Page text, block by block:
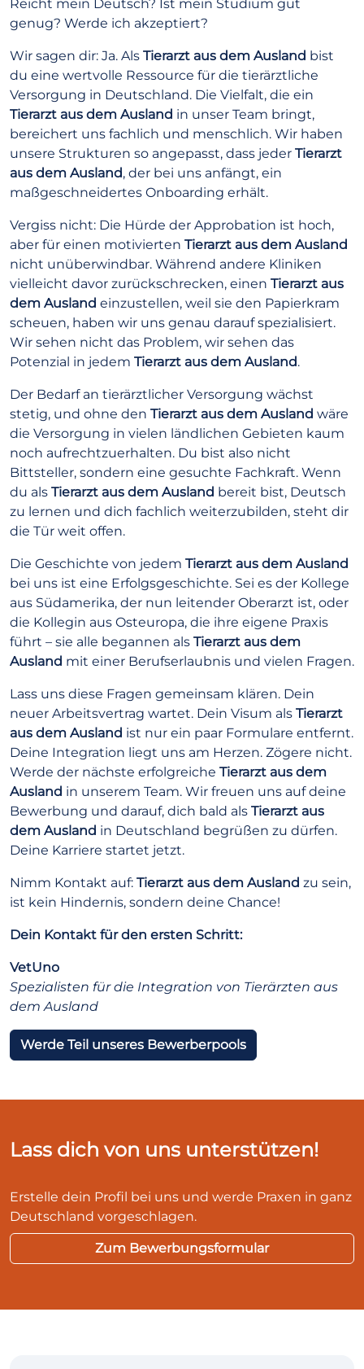
Reicht mein Deutsch? Ist mein Studium gut
genug? Werde ich akzeptiert?
Wir sagen dir: Ja. Als Tierarzt aus dem Ausland bist
du eine wertvolle Ressource für die tierärztliche
Versorgung in Deutschland. Die Vielfalt, die ein
Tierarzt aus dem Ausland in unser Team bringt,
bereichert uns fachlich und menschlich. Wir haben
unsere Strukturen so angepasst, dass jeder Tierarzt
aus dem Ausland, der bei uns anfängt, ein
maßgeschneidertes Onboarding erhält.
Vergiss nicht: Die Hürde der Approbation ist hoch,
aber für einen motivierten Tierarzt aus dem Ausland
nicht unüberwindbar. Während andere Kliniken
vielleicht davor zurückschrecken, einen Tierarzt aus
dem Ausland einzustellen, weil sie den Papierkram
scheuen, haben wir uns genau darauf spezialisiert.
Wir sehen nicht das Problem, wir sehen das
Potenzial in jedem Tierarzt aus dem Ausland.
Der Bedarf an tierärztlicher Versorgung wächst
stetig, und ohne den Tierarzt aus dem Ausland wäre
die Versorgung in vielen ländlichen Gebieten kaum
noch aufrechtzuerhalten. Du bist also nicht
Bittsteller, sondern eine gesuchte Fachkraft. Wenn
du als Tierarzt aus dem Ausland bereit bist, Deutsch
zu lernen und dich fachlich weiterzubilden, steht dir
die Tür weit offen.
Die Geschichte von jedem Tierarzt aus dem Ausland
bei uns ist eine Erfolgsgeschichte. Sei es der Kollege
aus Südamerika, der nun leitender Oberarzt ist, oder
die Kollegin aus Osteuropa, die ihre eigene Praxis
führt – sie alle begannen als Tierarzt aus dem
Ausland mit einer Berufserlaubnis und vielen Fragen.
Lass uns diese Fragen gemeinsam klären. Dein
neuer Arbeitsvertrag wartet. Dein Visum als Tierarzt
aus dem Ausland ist nur ein paar Formulare entfernt.
Deine Integration liegt uns am Herzen. Zögere nicht.
Werde der nächste erfolgreiche Tierarzt aus dem
Ausland in unserem Team. Wir freuen uns auf deine
Bewerbung und darauf, dich bald als Tierarzt aus
dem Ausland in Deutschland begrüßen zu dürfen.
Deine Karriere startet jetzt.
Nimm Kontakt auf: Tierarzt aus dem Ausland zu sein,
ist kein Hindernis, sondern deine Chance!
Dein Kontakt für den ersten Schritt:
VetUno
Spezialisten für die Integration von Tierärzten aus
dem Ausland
Werde Teil unseres Bewerberpools
Lass dich von uns unterstützen!
Erstelle dein Profil bei uns und werde Praxen in ganz
Deutschland vorgeschlagen.
Zum Bewerbungsformular